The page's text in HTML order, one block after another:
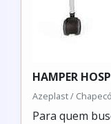
HAMPER
Azeplast /
Para quem